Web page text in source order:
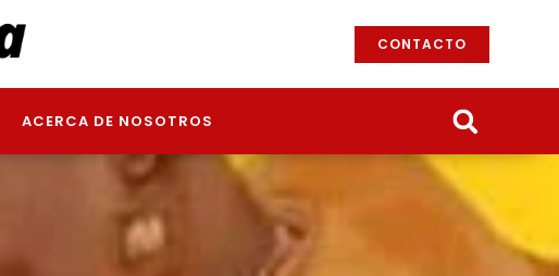
CONTACTO
ACERCA DE NOSOTROS